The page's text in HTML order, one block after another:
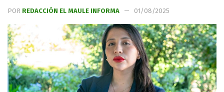
POR REDACCIÓN EL MAULE INFORMA 01/08/2025